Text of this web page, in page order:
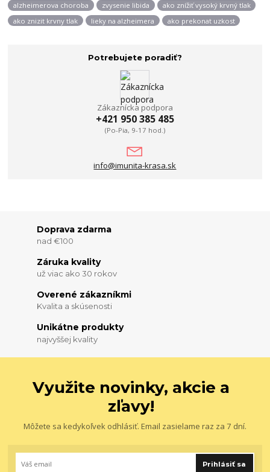
alzheimerova choroba
zvysenie libida
ako znížiť vysoký krvný tlak
ako znizit krvny tlak
lieky na alzheimera ako prekonat uzkost
Potrebujete poradiť?
Zákaznícka podpora
+421 950 385 485
(Po-Pia, 9-17 hod.)
info@imunita-krasa.sk
Doprava zdarma
nad €100
Záruka kvality
už viac ako 30 rokov
Overené zákazníkmi
Kvalita a skúsenosti
Unikátne produkty
najvyššej kvality
Využite novinky, akcie a
zľavy!
Môžete sa kedykoľvek odhlásiť. Email zasielame raz za 7 dní.
Prihlásiť sa